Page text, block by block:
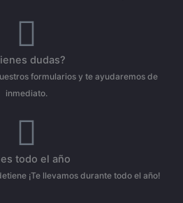
dudas?
formularios y te ayudaremos de
inmediato.
todo el año
¡Te llevamos durante todo el año!